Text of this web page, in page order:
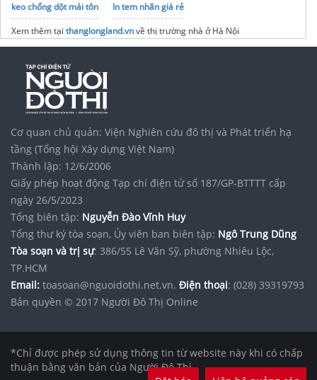
keo chống dột mái tôn
In tem nhãn giá rẻ
Xem thêm tại thanglongland.vnvề thị trường nhà ở Hà Nội
cung cấphộp giấy kraft
Cơ quan chủ quản: Viện Nghiên cứu đô thị và Phát triển hạ
tầng (Tổng hội Xây dựng Việt Nam)
Thành lập: 12/6/2006
Giấy phép hoạt động Tạp chí điện tử số 187/GP-BTTTT cấp
ngày 26/5/2023
Tổng biên tập: Nguyễn Đào Vĩnh Huy
Tổng thư ký tòa soạn, Ủy viên ban biên tập: Ngô Trung Dũng
Tòa soạn và trị sự: 386/55 Lê Văn Sỹ, phường Nhiêu Lộc,
TP.HCM
Email: toasoan@nguoidothi.net.vn. Điện thoại: (028) 39319793
Bản quyền © 2017 Người Đô Thị Online
*Chỉ được phép sử dụng thông tin từ website này khi có chấp
thuận bằng văn bản của Người Đô Thị.